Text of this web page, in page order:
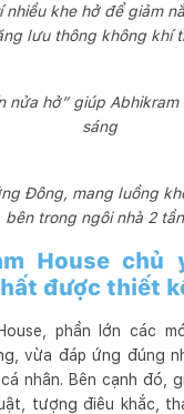
nhiều khe hở để giảm
lưu thông không khí
nửa hở” giúp
sáng
Đông, mang luồng
bên trong ngôi nhà 2
House chủ
được thiết
phần lớn các
vừa đáp ứng đúng
nhân. Bên cạnh đó,
tượng điêu khắc,